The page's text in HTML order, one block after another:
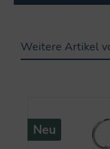
Weitere Artikel
Neu